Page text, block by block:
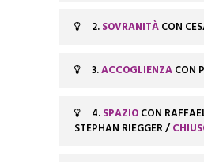
2.SOVRANITÀ CON
3.ACCOGLIENZACON
4.SPAZIOCON
STEPHAN RIEGGER /